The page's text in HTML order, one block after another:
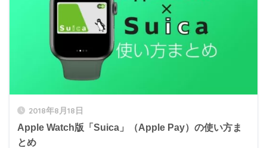
2018年8月18日
Apple Watch版「Suica」（Apple Pay）の使い方ま
とめ